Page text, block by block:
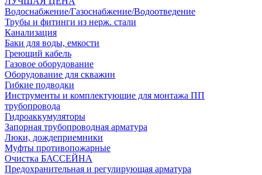
Водоснабжение/Газоснабжение/Водоотведение
Трубы и фитинги из нерж. стали
Канализация
Баки для воды, емкости
Греющий кабель
Газовое оборудование
Оборудование для скважин
Гибкие подводки
Инструменты и комплектующие для монтажа ПП
трубопровода
Гидроаккумуляторы
Запорная трубопроводная арматура
Люки, дождеприемники
Муфты противопожарные
Очистка БАССЕЙНА
Предохранительная и регулирующая арматура